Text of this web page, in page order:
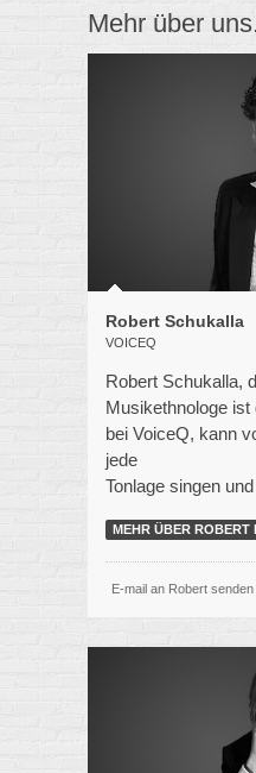
Mehr über
Robert Schukalla
VOICEQ
Robert Schukalla,
Musikethnologe ist
bei VoiceQ, kann
jede
Tonlage singen
MEHR ÜBER ROBERT
E-mail an Robert senden